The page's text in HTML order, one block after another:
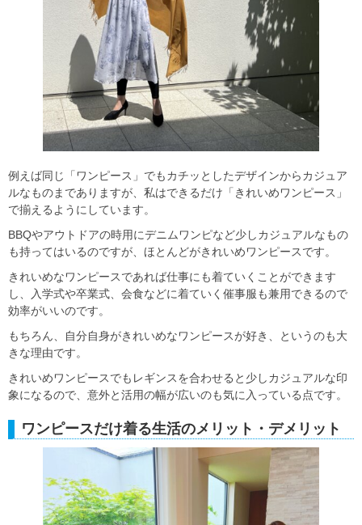
例えば同じ「ワンピース」でもカチッとしたデザインからカジュア
ルなものまでありますが、私はできるだけ「きれいめワンピース」
で揃えるようにしています。
BBQやアウトドアの時用にデニムワンピなど少しカジュアルなもの
も持ってはいるのですが、ほとんどがきれいめワンピースです。
きれいめなワンピースであれば仕事にも着ていくことができます
し、入学式や卒業式、会食などに着ていく催事服も兼用できるので
効率がいいのです。
もちろん、自分自身がきれいめなワンピースが好き、というのも大
きな理由です。
きれいめワンピースでもレギンスを合わせると少しカジュアルな印
象になるので、意外と活用の幅が広いのも気に入っている点です。
ワンピースだけ着る生活のメリット・デメリット